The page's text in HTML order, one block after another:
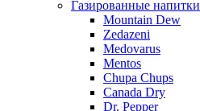
Газированные напитки
Mountain Dew
Zedazeni
Medovarus
Mentos
Chupa Chups
Canada Dry
Dr. Pepper